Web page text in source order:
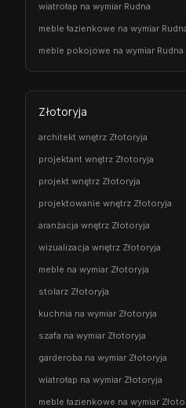
wiatrołap na wymiar Rudna
meble łazienkowe na wymiar
meble pokojowe na wymiar Rudna
Złotoryja
architekt wnętrz Złotoryja
projektant wnętrz Złotoryja
projekt wnętrz Złotoryja
projektowanie wnętrz Złotoryja
aranżacja wnętrz Złotoryja
wizualizacja wnętrz Złotoryja
meble na wymiar Złotoryja
stolarz Złotoryja
kuchnia na wymiar Złotoryja
szafa na wymiar Złotoryja
garderoba na wymiar Złotoryja
wiatrołap na wymiar Złotoryja
meble łazienkowe na wymiar